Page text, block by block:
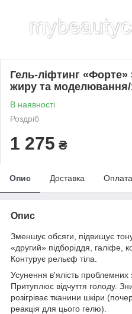
Гель-ліфтинг
жиру та
В наявності
Роздріб
1 275 ₴
Опис Доставка Оплата
Опис
Зменшує обсяги, підвищує
«другий» підборіддя, галіфе,
Контурує рельєф тіла.
Усунення в'ялість проблемних
Притуплює відчуття голоду.
розігріває тканини шкіри
реакція для цього гелю).